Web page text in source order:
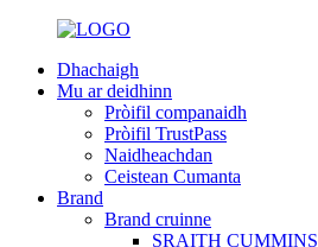
Dhachaigh
Mu ar deidhinn
Pròifil companaidh
Pròifil TrustPass
Naidheachdan
Ceistean Cumanta
Brand
Brand cruinne
SRAITH CUMMINS